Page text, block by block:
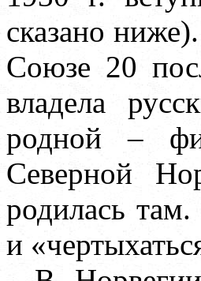
сказано
Союзе 20
владела
родной –
Северной
родилась
и